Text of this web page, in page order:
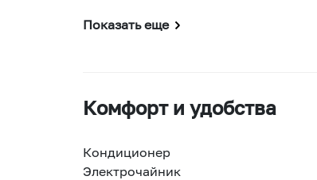
Показать еще
Комфорт и удобства
Кондиционер
Электрочайник